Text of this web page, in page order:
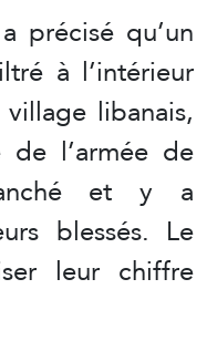
précisé qu’un
à l’intérieur
libanais,
l’armée de
et y a
blessés. Le
leur chiffre